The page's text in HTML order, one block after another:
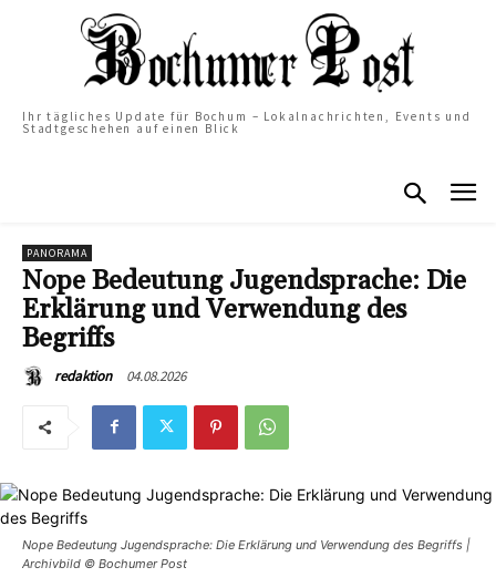
Ihr tägliches Update für Bochum – Lokalnachrichten, Events und
Stadtgeschehen auf einen Blick
PANORAMA
Nope Bedeutung Jugendsprache: Die
Erklärung und Verwendung des
Begriffs
redaktion 04.08.2026
Nope Bedeutung Jugendsprache: Die Erklärung und Verwendung des Begriffs |
Archivbild © Bochumer Post